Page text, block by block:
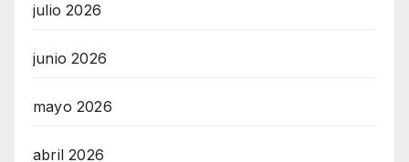
julio 2026
junio 2026
mayo 2026
abril 2026